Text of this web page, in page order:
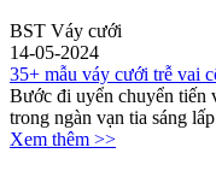
BST Váy cưới
14-05-2024
35+ mẫu váy cưới trễ vai
Bước đi uyển chuyển tiến
trong ngàn vạn tia sáng
Xem thêm >>